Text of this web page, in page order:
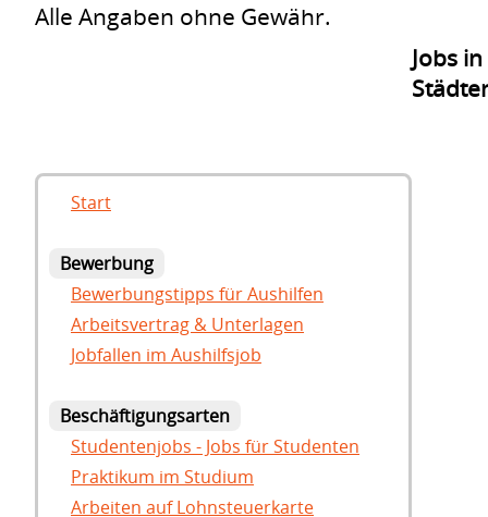
Alle Angaben ohne Gewähr.
Start
Bewerbung
Bewerbungstipps für Aushilfen
Arbeitsvertrag & Unterlagen
Jobfallen im Aushilfsjob
Beschäftigungsarten
Studentenjobs - Jobs für Studenten
Praktikum im Studium
Arbeiten auf Lohnsteuerkarte
Jobs